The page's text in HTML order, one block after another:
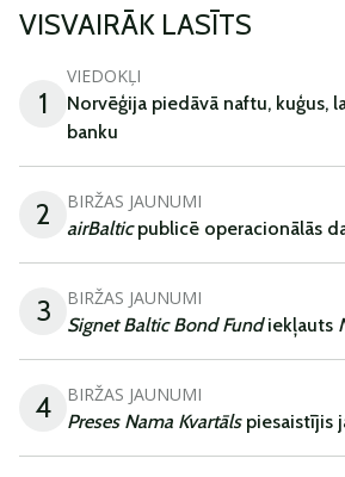
VISVAIRĀK LASĪTS
1
VIEDOKĻI
Norvēģija piedāvā naftu, kuģus,
banku
2 BIRŽAS JAUNUMI
airBalticpublicē operacionālās
3 BIRŽAS JAUNUMI
Signet Baltic Bond Fundiekļauts
4 BIRŽAS JAUNUMI
Preses Nama Kvartāls piesaistījis